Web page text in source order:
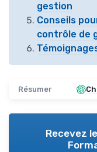
gestion
Conseils
contrôle de
Résumer
Recevez